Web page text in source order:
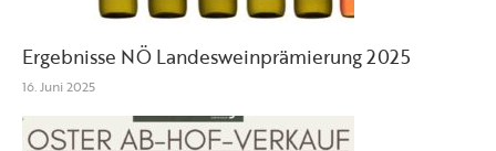
Ergebnisse NÖ Landesweinprämierung 2025
16. Juni 2025